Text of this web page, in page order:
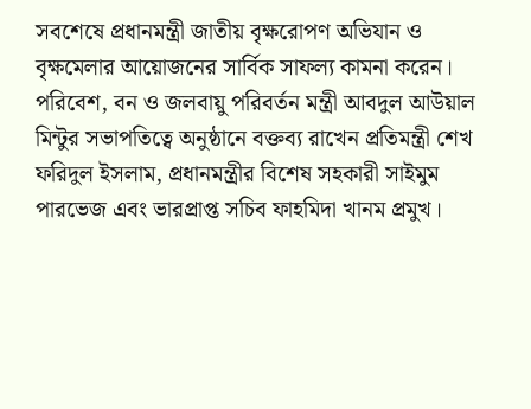
সবশেষে প্রধানমন্ত্রী জাতীয় বৃক্ষরোপণ অভিযান ও
বৃক্ষমেলার আয়োজনের সার্বিক সাফল্য কামনা করেন।
পরিবেশ, বন ও জলবায়ু পরিবর্তন মন্ত্রী আবদুল আউয়াল
মিন্টুর সভাপতিত্বে অনুষ্ঠানে বক্তব্য রাখেন প্রতিমন্ত্রী শেখ
ফরিদুল ইসলাম, প্রধানমন্ত্রীর বিশেষ সহকারী সাইমুম
পারভেজ এবং ভারপ্রাপ্ত সচিব ফাহমিদা খানম প্রমুখ।